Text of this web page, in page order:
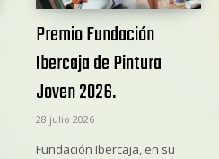
Premio Fundación
Ibercaja de Pintura
Joven 2026.
28 julio 2026
Fundación Ibercaja, en su